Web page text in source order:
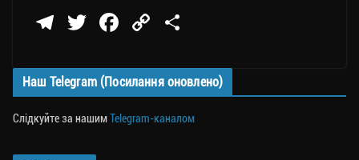
Te
gr
a
m
T
tt
er
Fa
bo
ok
C
y
Li
nk
ді
ли
ти
Наш Telegram (Посилання оновлено)
Слідкуйте за нашимTelegram-каналом